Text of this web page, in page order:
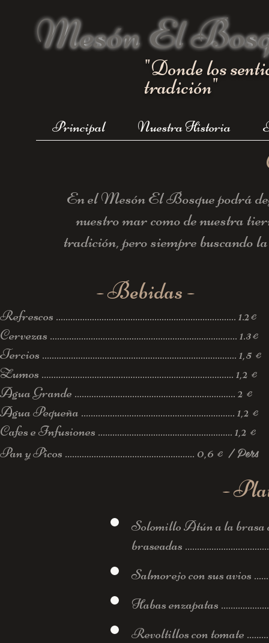
Mesón El
"Donde los
tradición"
En el Mesón El Bosque podrá
nuestro mar como de nuestra
tradición, pero siempre buscando
- Bebidas -
Refrescos ........................................................................... 1.2€
Cervezas .............................................................................. 1.3€
Tercios ................................................................................. 1,5 €
Zumos ................................................................................ 1,2 €
Agua Grande ................................................................... 2 €
Agua Pequeña ................................................................ 1,2 €
Cafes e Infusiones ........................................................ 1,2 €
Pan y Picos ...................................................... 0,6 € / Pers
-
Solomillo Atún a la brasa
braseadas
Salmorejo con sus avios
Habas enzapatas
Revoltillos con tomate
Principal Nuestra Historia